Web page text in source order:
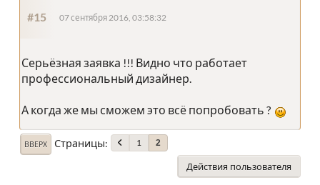
#15 07 сентября 2016, 03:58:32
Серьёзная заявка !!! Видно что работает
профессиональный дизайнер.
А когда же мы сможем это всё попробовать ?
ВВЕРХ Страницы 1 2
Действия пользователя